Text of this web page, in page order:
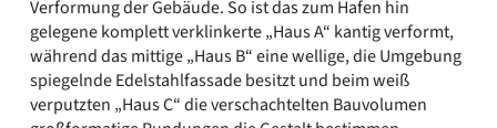
Verformung der Gebäude. So ist das zum Hafen hin
gelegene komplett verklinkerte „Haus A“ kantig verformt,
während das mittige „Haus B“ eine wellige, die Umgebung
spiegelnde Edelstahlfassade besitzt und beim weiß
verputzten „Haus C“ die verschachtelten Bauvolumen